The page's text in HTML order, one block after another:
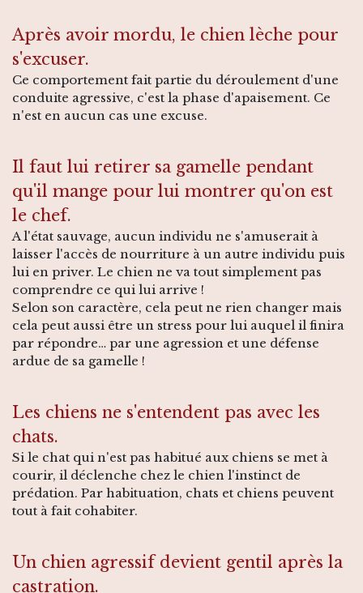
Après avoir mordu, le chien lèche pour
s'excuser.
Ce comportement fait partie du déroulement d'une
conduite agressive, c'est la phase d'apaisement. Ce
n'est en aucun cas une excuse.
Il faut lui retirer sa gamelle pendant
qu'il mange pour lui montrer qu'on est
le chef.
A l'état sauvage, aucun individu ne s'amuserait à
laisser l'accès de nourriture à un autre individu puis
lui en priver. Le chien ne va tout simplement pas
comprendre ce qui lui arrive !
Selon son caractère, cela peut ne rien changer mais
cela peut aussi être un stress pour lui auquel il finira
par répondre… par une agression et une défense
ardue de sa gamelle !
Les chiens ne s'entendent pas avec les
chats.
Si le chat qui n'est pas habitué aux chiens se met à
courir, il déclenche chez le chien l'instinct de
prédation. Par habituation, chats et chiens peuvent
tout à fait cohabiter.
Un chien agressif devient gentil après la
castration.